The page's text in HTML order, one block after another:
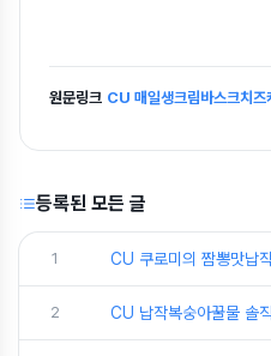
원문링크 CU 매일생크림바스크치즈
등록된 모든 글
1 CU 쿠로미의 짬뽕맛납
2 CU 납작복숭아꿀물 솔